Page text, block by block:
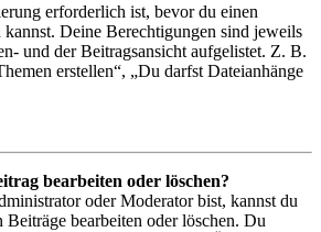
erforderlich ist, bevor du einen
kannst. Deine Berechtigungen sind jeweils
und der Beitragsansicht aufgelistet. Z. B.
erstellen“, „Du darfst Dateianhänge
bearbeiten oder löschen?
oder Moderator bist, kannst du
Beiträge bearbeiten oder löschen. Du